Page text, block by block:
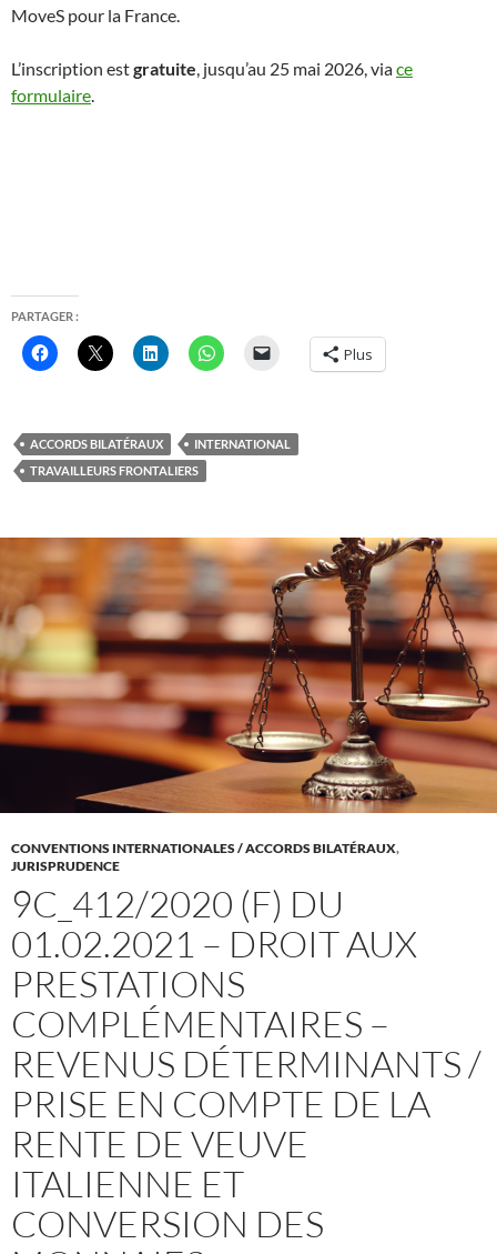
MoveS pour la France.
L’inscription estgratuite , jusqu’au 25 mai 2026, viace
formulaire
PARTAGER :
Plus
ACCORDS BILATÉRAUX
INTERNATIONAL
TRAVAILLEURS FRONTALIERS
CONVENTIONS INTERNATIONALES / ACCORDS BILATÉRAUX,
JURISPRUDENCE
9C_412/2020 (F) DU
01.02.2021 – DROIT AUX
PRESTATIONS
COMPLÉMENTAIRES –
REVENUS DÉTERMINANTS /
PRISE EN COMPTE DE LA
RENTE DE VEUVE
ITALIENNE ET
CONVERSION DES